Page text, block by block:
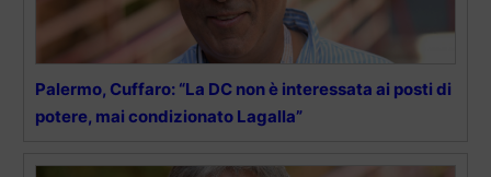
Palermo, Cuffaro: “La DC non è interessata ai posti di
potere, mai condizionato Lagalla”